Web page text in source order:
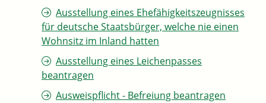
Ausstellung eines Ehefähigkeitszeugnisses
für deutsche Staatsbürger, welche nie einen
Wohnsitz im Inland hatten
Ausstellung eines Leichenpasses
beantragen
Ausweispflicht - Befreiung beantragen